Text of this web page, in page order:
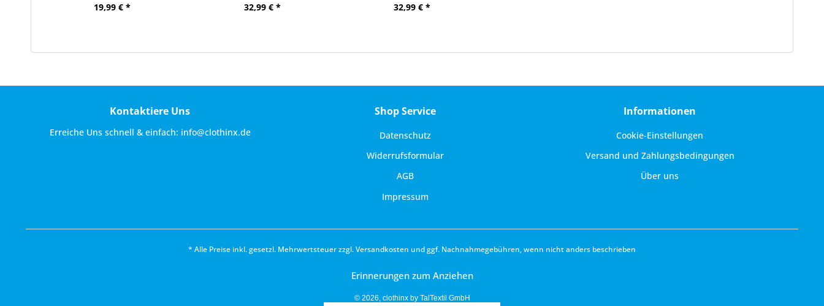
19,99 € *
32,99 € *
32,99 € *
Kontaktiere Uns
Erreiche Uns schnell & einfach: info@clothinx.de
Shop Service
Datenschutz
Widerrufsformular
AGB
Impressum
Informationen
Cookie-Einstellungen
Versand und Zahlungsbedingungen
Über uns
* Alle Preise inkl. gesetzl. Mehrwertsteuer zzgl.Versandkosten und ggf. Nachnahmegebühren, wenn nicht anders beschrieben
Erinnerungen zum Anziehen
© 2026, clothinx by TalTextil GmbH